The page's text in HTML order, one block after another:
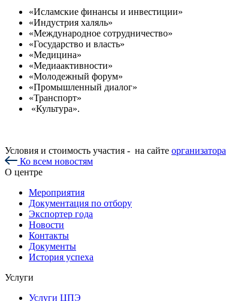
«Исламские финансы и инвестиции»
«Индустрия халяль»
«Международное сотрудничество»
«Государство и власть»
«Медицина»
«Медиаактивности»
«Молодежный форум»
«Промышленный диалог»
«Транспорт»
«Культура».
Условия и стоимость участия - на сайте организатора
Ко всем новостям
О центре
Мероприятия
Документация по отбору
Экспортер года
Новости
Контакты
Документы
История успеха
Услуги
Услуги ЦПЭ